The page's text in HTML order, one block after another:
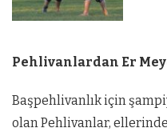
Pehlivanlardan Er
Başpehlivanlık için
olan Pehlivanlar,